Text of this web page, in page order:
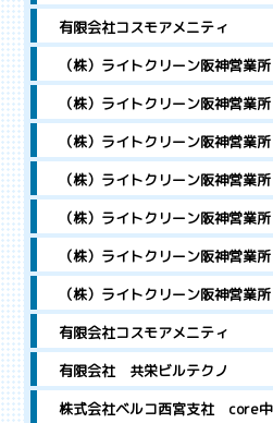
有限会社コスモアメニティ
（株）ライトクリーン阪神営業所
（株）ライトクリーン阪神営業所
（株）ライトクリーン阪神営業所
（株）ライトクリーン阪神営業所
（株）ライトクリーン阪神営業所
（株）ライトクリーン阪神営業所
（株）ライトクリーン阪神営業所
有限会社コスモアメニティ
有限会社 共栄ビルテクノ
株式会社ベルコ西宮支社 core